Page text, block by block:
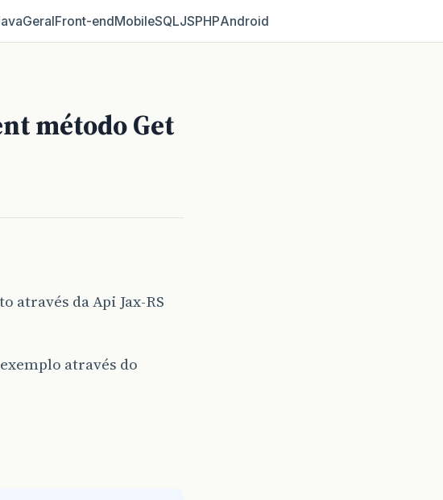
GeralFront‑endMobileSQLJSPHPAndroid
método Get
através da Api Jax-RS
através do